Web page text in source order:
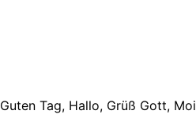
Guten Tag, Hallo, Grüß Gott,